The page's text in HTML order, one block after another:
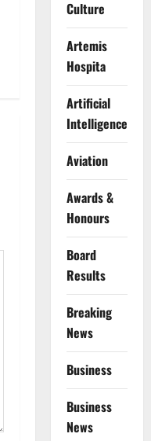
Culture
Artemis
Hospita
Artificial
Intelligence
Aviation
Awards &
Honours
Board
Results
Breaking
News
Business
Business
News